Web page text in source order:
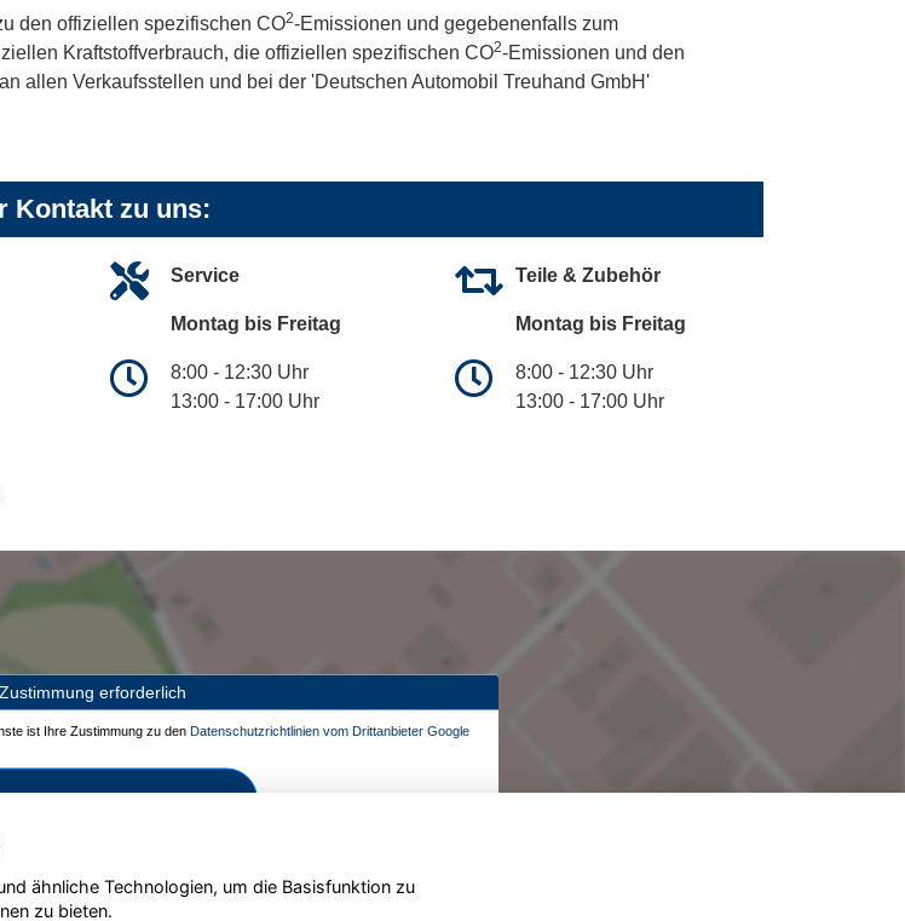
den offiziellen spezifischen CO2-Emissionen und gegebenenfalls zum
Kraftstoffverbrauch, die offiziellen spezifischen CO2-Emissionen und den
allen Verkaufsstellen und bei der 'Deutschen Automobil Treuhand GmbH'
Kontakt zu uns:
Service
Montag bis Freitag
8:00 - 12:30 Uhr
13:00 - 17:00 Uhr
Teile & Zubehör
Montag bis Freitag
8:00 - 12:30 Uhr
13:00 - 17:00 Uhr
Zustimmung erforderlich
ist Ihre Zustimmung zu den Datenschutzrichtlinien vom Drittanbieter Google
und aktivieren
ähnliche Technologien, um die Basisfunktion zu
zu bieten.